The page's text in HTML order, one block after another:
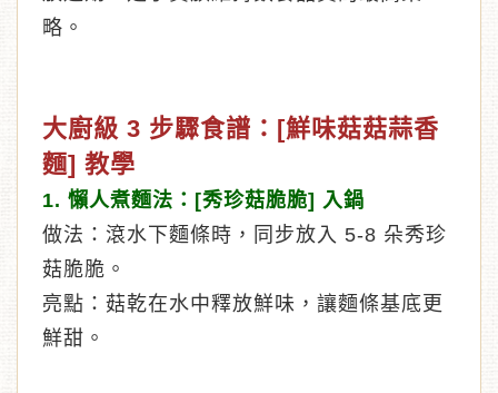
略。
大廚級 3 步驟食譜：[鮮味菇菇蒜香
麵] 教學
1. 懶人煮麵法：[秀珍菇脆脆] 入鍋
做法：滾水下麵條時，同步放入 5-8 朵秀珍
菇脆脆。
亮點：菇乾在水中釋放鮮味，讓麵條基底更
鮮甜。